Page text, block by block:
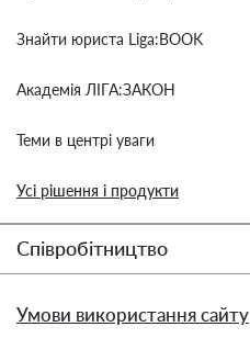
Знайти юриста Liga:BOOK
Академія ЛІГА:ЗАКОН
Теми в центрі уваги
Усі рішення і продукти
Співробітництво
Умови використання сайту